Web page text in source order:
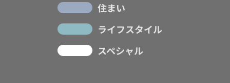
住まい
ライフスタイル
スペシャル